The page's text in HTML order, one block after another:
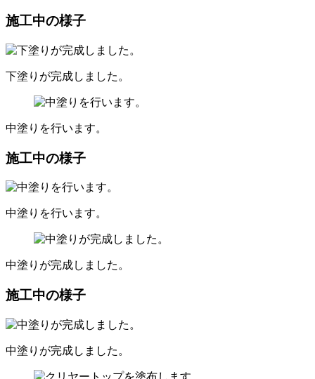
施工中の様子
下塗りが完成しました。
中塗りを行います。
施工中の様子
中塗りを行います。
中塗りが完成しました。
施工中の様子
中塗りが完成しました。